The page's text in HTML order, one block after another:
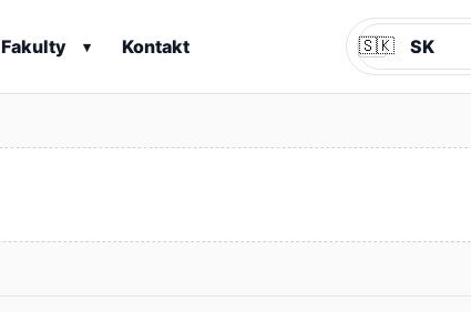
Fakulty ▾ Kontakt Jazyk
🇸🇰